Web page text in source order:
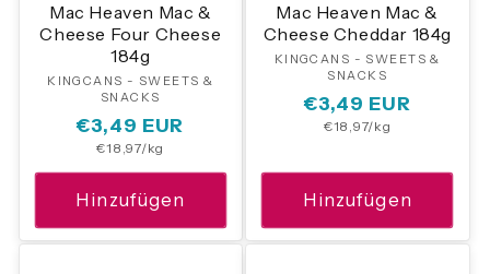
Mac Heaven Mac &
Cheese Four Cheese
184g
Anbieter:
KINGCANS - SWEETS &
SNACKS
Normaler
Preis
€3,49 EUR
Grundpreis
€18,97/kg
Hinzufügen
Mac Heaven Mac &
Cheese Cheddar 184g
Anbieter:
KINGCANS - SWEETS &
SNACKS
Normaler
Preis
€3,49 EUR
Grundpreis
€18,97/kg
Hinzufügen